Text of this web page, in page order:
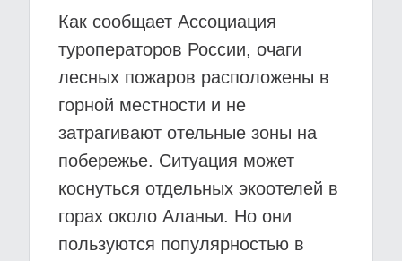
Как сообщает Ассоциация
туроператоров России, очаги
лесных пожаров расположены в
горной местности и не
затрагивают отельные зоны на
побережье. Ситуация может
коснуться отдельных экоотелей в
горах около Аланьи. Но они
пользуются популярностью в